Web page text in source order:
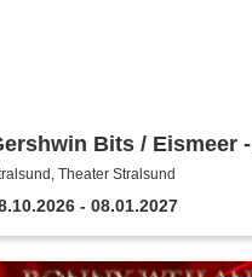
Bits / Eismeer -
Vorpommern
Theater Stralsund
- 08.01.2027